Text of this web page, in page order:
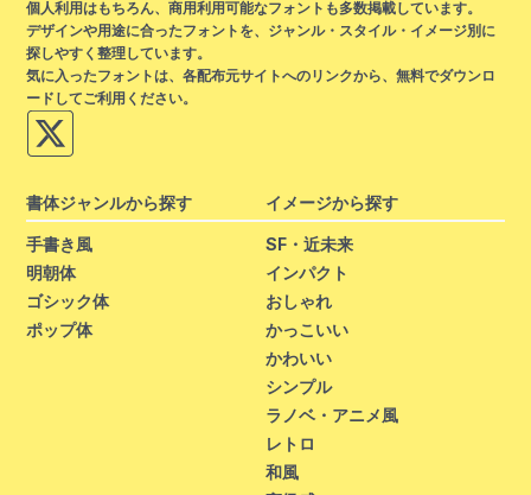
個人利用はもちろん、商用利用可能なフォントも多数掲載しています。
デザインや用途に合ったフォントを、ジャンル・スタイル・イメージ別に
探しやすく整理しています。
気に入ったフォントは、各配布元サイトへのリンクから、無料でダウンロ
ードしてご利用ください。
書体ジャンルから探す
手書き風
明朝体
ゴシック体
ポップ体
イメージから探す
SF・近未来
インパクト
おしゃれ
かっこいい
かわいい
シンプル
ラノベ・アニメ風
レトロ
和風